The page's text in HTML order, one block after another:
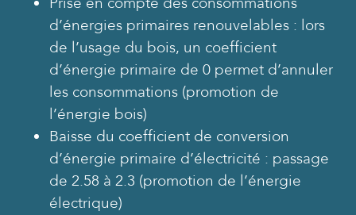
d’énergies primaires renouvelables : lors
de l’usage du bois, un coefficient
d’énergie primaire de 0 permet d’annuler
les consommations (promotion de
l’énergie bois)
Baisse du coefficient de conversion
d’énergie primaire d’électricité : passage
de 2.58 à 2.3 (promotion de l’énergie
électrique)